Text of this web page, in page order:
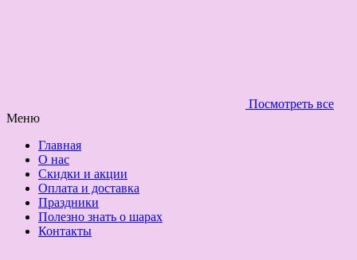
Посмотреть все
Меню
Главная
О нас
Скидки и акции
Оплата и доставка
Праздники
Полезно знать о шарах
Контакты